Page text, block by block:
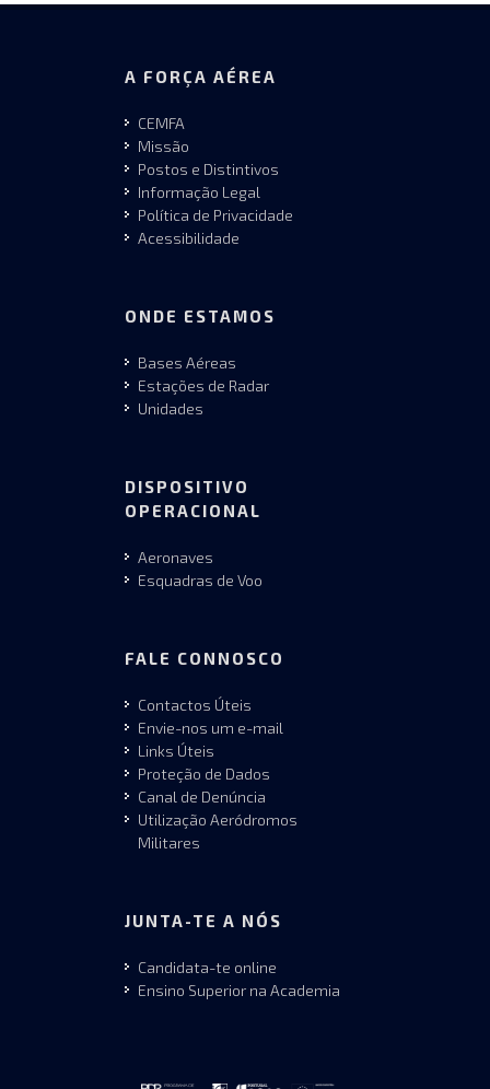
A FORÇA AÉREA
CEMFA
Missão
Postos e Distintivos
Informação Legal
Política de Privacidade
Acessibilidade
ONDE ESTAMOS
Bases Aéreas
Estações de Radar
Unidades
DISPOSITIVO
OPERACIONAL
Aeronaves
Esquadras de Voo
FALE CONNOSCO
Contactos Úteis
Envie-nos um e-mail
Links Úteis
Proteção de Dados
Canal de Denúncia
Utilização Aeródromos
Militares
JUNTA-TE A NÓS
Candidata-te online
Ensino Superior na Academia